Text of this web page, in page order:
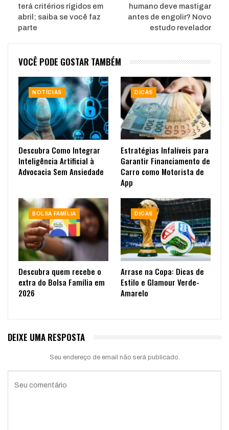
terá critérios rígidos em
abril; saiba se você faz
parte
humano deve mastigar
antes de engolir? Novo
estudo revelador
VOCÊ PODE GOSTAR TAMBÉM
NOTÍCIAS
Descubra Como Integrar
Inteligência Artificial à
Advocacia Sem Ansiedade
DICAS
Estratégias Infalíveis para
Garantir Financiamento de
Carro como Motorista de
App
BOLSA FAMÍLIA
Descubra quem recebe o
extra do Bolsa Família em
2026
DICAS
Arrase na Copa: Dicas de
Estilo e Glamour Verde-
Amarelo
DEIXE UMA RESPOSTA
Seu endereço de email não será publicado.